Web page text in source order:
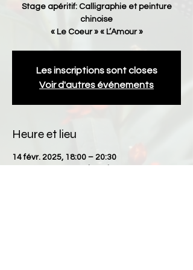
Stage apéritif: Calligraphie et peinture
chinoise
« Le Coeur » « L’Amour »
Les inscriptions sont closes
Voir d'autres événements
Heure et lieu
14 févr. 2025, 18:00 – 20:30